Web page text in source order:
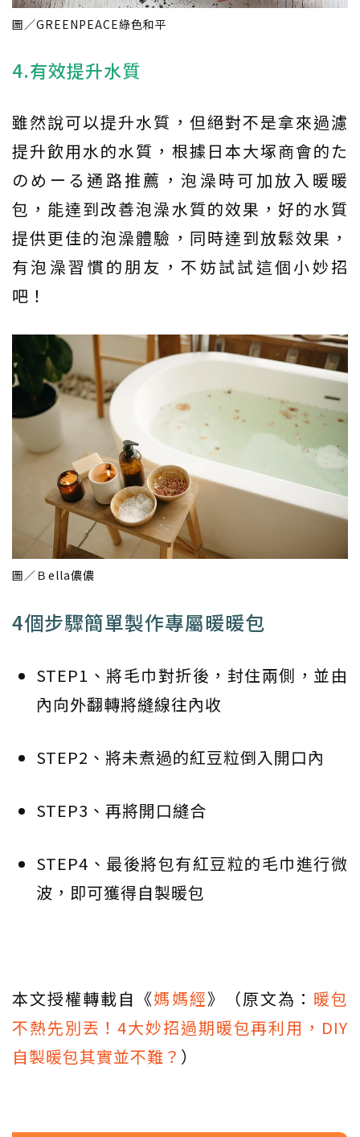
圖／GREENPEACE綠色和平
4.有效提升水質
雖然說可以提升水質，但絕對不是拿來過濾
提升飲用水的水質，根據日本大塚商會的た
のめーる通路推薦，泡澡時可加放入暖暖
包，能達到改善泡澡水質的效果，好的水質
提供更佳的泡澡體驗，同時達到放鬆效果，
有泡澡習慣的朋友，不妨試試這個小妙招
吧！
圖／Ｂella儂儂
4個步驟簡單製作專屬暖暖包
STEP1、將毛巾對折後，封住兩側，並由
內向外翻轉將縫線往內收
STEP2、將未煮過的紅豆粒倒入開口內
STEP3、再將開口縫合
STEP4、最後將包有紅豆粒的毛巾進行微
波，即可獲得自製暖包
本文授權轉載自《媽媽經》（原文為： 暖包
不熱先別丟！4大妙招過期暖包再利用，DIY
自製暖包其實並不難？ ）